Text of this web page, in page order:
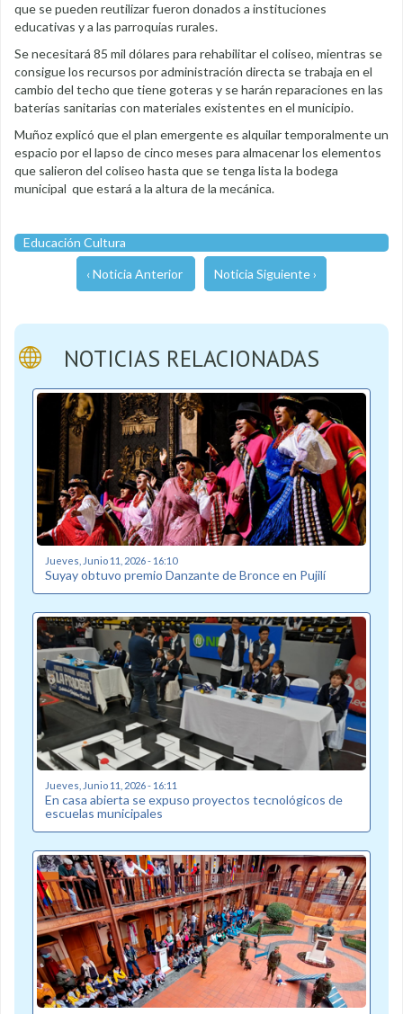
que se pueden reutilizar fueron donados a instituciones
educativas y a las parroquias rurales.
Se necesitará 85 mil dólares para rehabilitar el coliseo, mientras se
consigue los recursos por administración directa se trabaja en el
cambio del techo que tiene goteras y se harán reparaciones en las
baterías sanitarias con materiales existentes en el municipio.
Muñoz explicó que el plan emergente es alquilar temporalmente un
espacio por el lapso de cinco meses para almacenar los elementos
que salieron del coliseo hasta que se tenga lista la bodega
municipal que estará a la altura de la mecánica.
Educación Cultura
‹ Noticia Anterior Noticia Siguiente ›
NOTICIAS RELACIONADAS
Jueves, Junio 11, 2026 - 16:10
Suyay obtuvo premio Danzante de Bronce en Pujilí
Jueves, Junio 11, 2026 - 16:11
En casa abierta se expuso proyectos tecnológicos de
escuelas municipales